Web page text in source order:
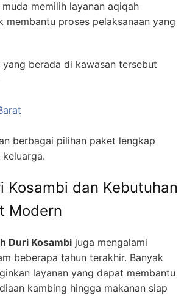
memilih layanan aqiqah
membantu proses pelaksanaan yang
yang berada di kawasan tersebut
berbagai pilihan paket lengkap
Kosambi dan Kebutuhan
Modern
Duri Kosambi juga mengalami
beberapa tahun terakhir. Banyak
layanan yang dapat membantu
kambing hingga makanan siap